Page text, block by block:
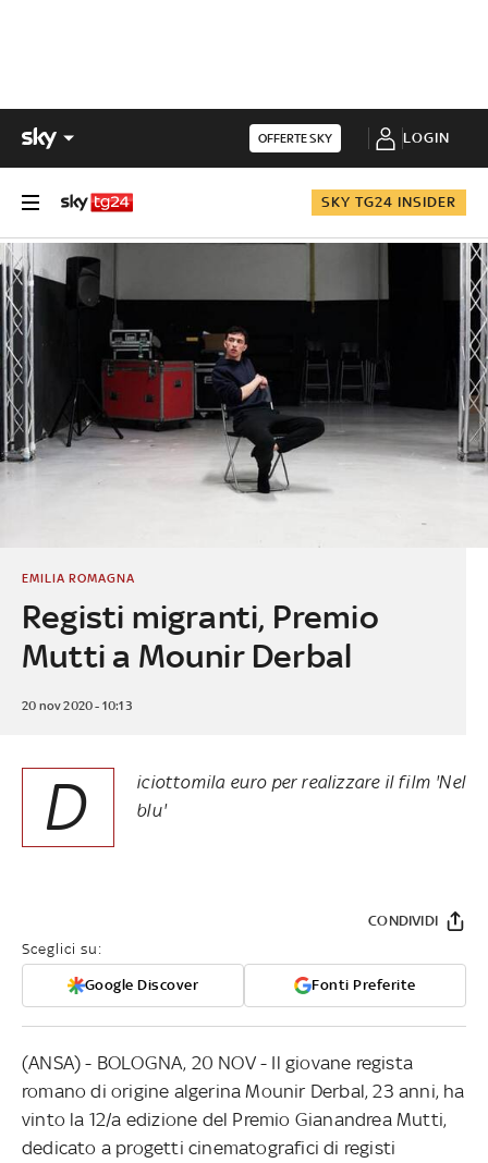
OFFERTE SKY LOGIN
SKY TG24 INSIDER
Registi migranti, Premio
Mutti a Mounir Derbal
EMILIA ROMAGNA
20 nov 2020 - 10:13
D
iciottomila euro per realizzare il film 'Nel
blu'
Sceglici su:
Google Discover Fonti Preferite
CONDIVIDI
(ANSA) - BOLOGNA, 20 NOV - Il giovane regista
romano di origine algerina Mounir Derbal, 23 anni, ha
vinto la 12/a edizione del Premio Gianandrea Mutti,
dedicato a progetti cinematografici di registi